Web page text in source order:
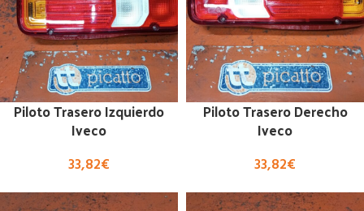
Piloto Trasero Izquierdo
Iveco
33,82€
Piloto Trasero Derecho
Iveco
33,82€